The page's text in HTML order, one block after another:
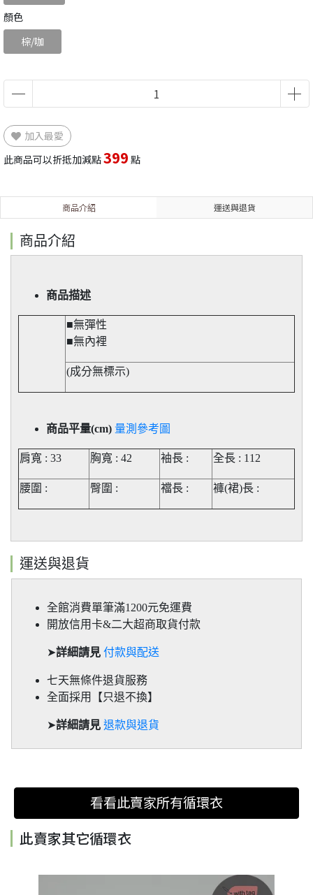
顏色
棕/咖
加入最愛
此商品可以折抵加減點399 點
商品介紹 運送與退貨
商品介紹
商品描述
■無彈性​
■無內裡
(成分無標示)
商品平量(cm) 量測參考圖
肩寬 : 33 胸寬 : 42 袖長 : 全長 : 112
腰圍 : 臀圍 : 襠長 : 褲(裙)長 :
運送與退貨
全館消費單筆滿1200元免運費
開放信用卡&二大超商取貨付款
➤詳細請見 付款與配送
七天無條件退貨服務
全面採用【只退不換】
➤詳細請見 退款與退貨
看看此賣家所有循環衣
此賣家其它循環衣